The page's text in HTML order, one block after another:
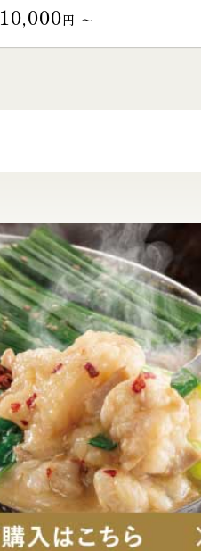
10,000円 〜